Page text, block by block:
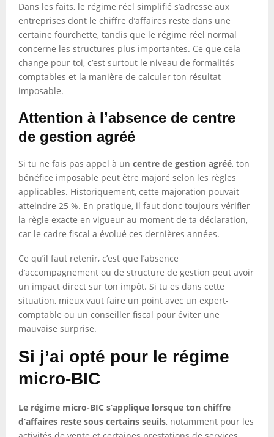
Dans les faits, le régime réel simplifié s’adresse aux
entreprises dont le chiffre d’affaires reste dans une
certaine fourchette, tandis que le régime réel normal
concerne les structures plus importantes. Ce que cela
change pour toi, c’est surtout le niveau de formalités
comptables et la manière de calculer ton résultat
imposable.
Attention à l’absence de centre
de gestion agréé
Si tu ne fais pas appel à un centre de gestion agréé, ton
bénéfice imposable peut être majoré selon les règles
applicables. Historiquement, cette majoration pouvait
atteindre 25 %. En pratique, il faut donc toujours vérifier
la règle exacte en vigueur au moment de ta déclaration,
car le cadre fiscal a évolué ces dernières années.
Ce qu’il faut retenir, c’est que l’absence
d’accompagnement ou de structure de gestion peut avoir
un impact direct sur ton impôt. Si tu es dans cette
situation, mieux vaut faire un point avec un expert-
comptable ou un conseiller fiscal pour éviter une
mauvaise surprise.
Si j’ai opté pour le régime
micro-BIC
Le régime micro-BIC s’applique lorsque ton chiffre
d’affaires reste sous certains seuils, notamment pour les